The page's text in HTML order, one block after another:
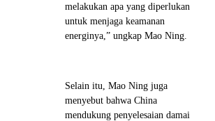
melakukan apa yang diperlukan
untuk menjaga keamanan
energinya,” ungkap Mao Ning.
Selain itu, Mao Ning juga
menyebut bahwa China
mendukung penyelesaian damai